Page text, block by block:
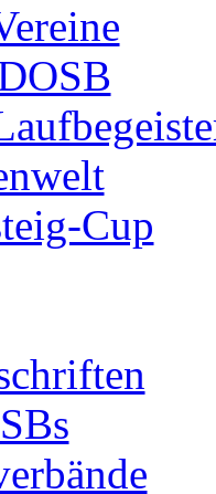
Cup